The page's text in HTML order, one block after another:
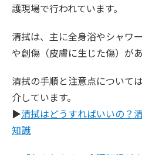
護現場で行われています。
清拭は、主に全身浴やシャワ
や創傷（皮膚に生じた傷）が
清拭の手順と注意点について
介しています。
▶︎清拭はどうすればいいの？
知識